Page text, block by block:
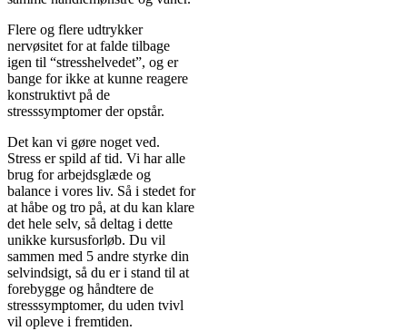
Flere og flere udtrykker
nervøsitet for at falde tilbage
igen til “stresshelvedet”, og er
bange for ikke at kunne reagere
konstruktivt på de
stresssymptomer der opstår.
Det kan vi gøre noget ved.
Stress er spild af tid. Vi har alle
brug for arbejdsglæde og
balance i vores liv. Så i stedet for
at håbe og tro på, at du kan klare
det hele selv, så deltag i dette
unikke kursusforløb. Du vil
sammen med 5 andre styrke din
selvindsigt, så du er i stand til at
forebygge og håndtere de
stresssymptomer, du uden tvivl
vil opleve i fremtiden.